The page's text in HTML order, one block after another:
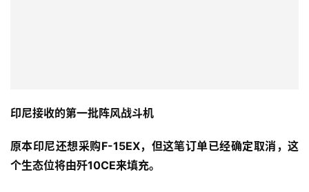
印尼接收的第一批阵风战斗机
原本印尼还想采购F-15EX，但这笔订单已经确定取消，这
个生态位将由歼10CE来填充。